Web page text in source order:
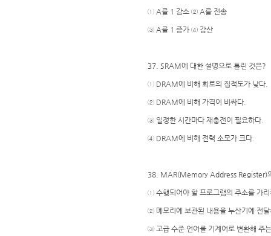
① A를 1 감소 ② A를 전송
③ A를 1 증가 ④ 감산
37. SRAM에 대한 설명으로 틀린 것은?
① DRAM에 비해 회로의 집적도가 낮다.
② DRAM에 비해 가격이 비싸다.
③ 일정한 시간마다 재충전이 필요하다.
④ DRAM에 비해 전력 소모가 크다.
38. MAR(Memory Address Register)
① 수행되어야 할 프로그램의 주소를 가
② 메모리에 보관된 내용을 누산기에 전
③ 고급 수준 언어를 기계어로 변환해 주